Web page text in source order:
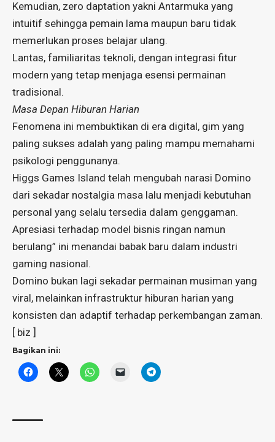
Kemudian, zero daptation yakni Antarmuka yang
intuitif sehingga pemain lama maupun baru tidak
memerlukan proses belajar ulang.
Lantas, familiaritas teknoli, dengan integrasi fitur
modern yang tetap menjaga esensi permainan
tradisional.
Masa Depan Hiburan Harian
Fenomena ini membuktikan di era digital, gim yang
paling sukses adalah yang paling mampu memahami
psikologi penggunanya.
Higgs Games Island telah mengubah narasi Domino
dari sekadar nostalgia masa lalu menjadi kebutuhan
personal yang selalu tersedia dalam genggaman.
Apresiasi terhadap model bisnis ringan namun
berulang” ini menandai babak baru dalam industri
gaming nasional.
Domino bukan lagi sekadar permainan musiman yang
viral, melainkan infrastruktur hiburan harian yang
konsisten dan adaptif terhadap perkembangan zaman.
[ biz ]
Bagikan ini: